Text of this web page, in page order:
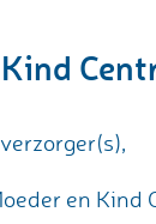
en Kind